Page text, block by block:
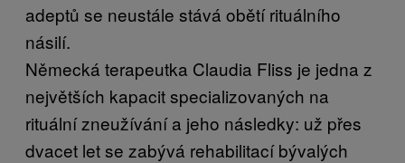
adeptů se neustále stává obětí rituálního
násilí.
Německá terapeutka Claudia Fliss je jedna z
největších kapacit specializovaných na
rituální zneužívání a jeho následky: už přes
dvacet let se zabývá rehabilitací bývalých